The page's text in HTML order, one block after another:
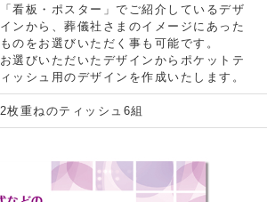
「看板・ポスター」でご紹介しているデザ
インから、葬儀社さまのイメージにあった
ものをお選びいただく事も可能です。
お選びいただいたデザインからポケットテ
ィッシュ用のデザインを作成いたします。
2枚重ねのティッシュ6組